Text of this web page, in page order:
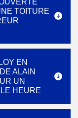
TOITURE
EN
ALAIN
UN
HEURE